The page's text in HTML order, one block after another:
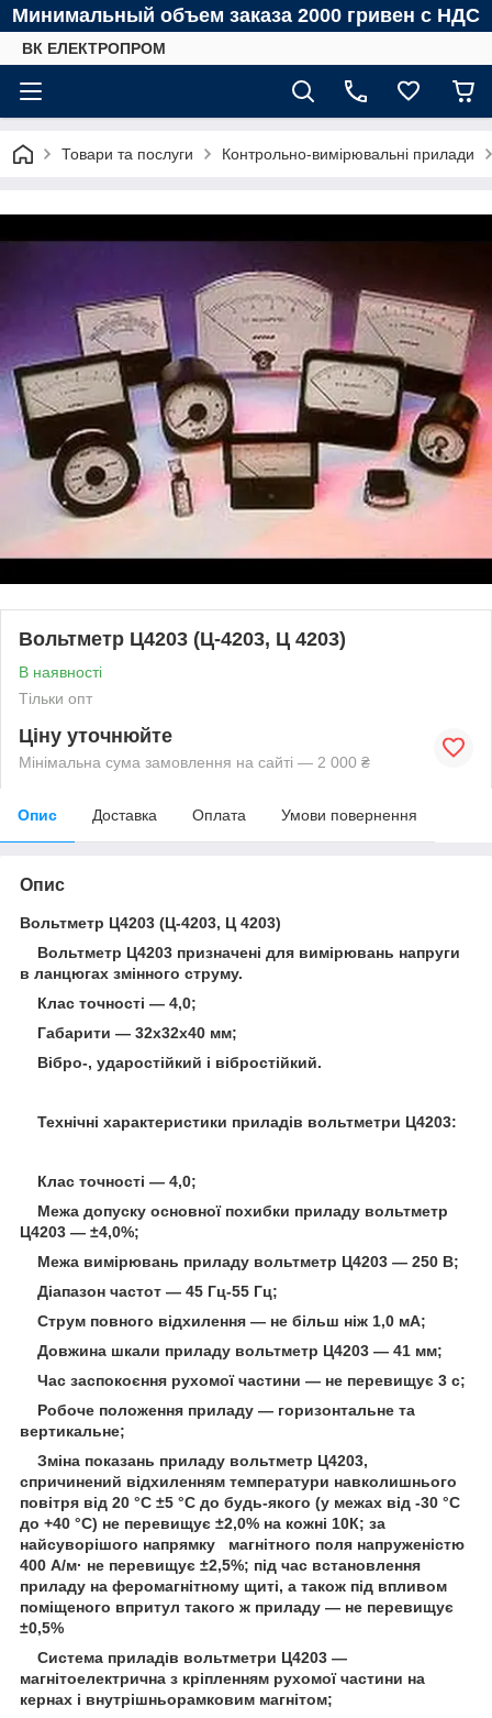
Минимальный объем заказа 2000 гривен с НДС
ВК ЕЛЕКТРОПРОМ
Товари та послуги Контрольно-вимірювальні прилади
Вольтметр Ц4203 (Ц-4203, Ц 4203)
В наявності
Тільки опт
Ціну уточнюйте
Мінімальна сума замовлення на сайті — 2 000 ₴
Опис Доставка Оплата Умови повернення
Опис
Вольтметр Ц4203 (Ц-4203, Ц 4203)
Вольтметр Ц4203 призначені для вимірювань напруги
в ланцюгах змінного струму.
Клас точності — 4,0;
Габарити — 32х32х40 мм;
Вібро-, ударостійкий і вібростійкий.
Технічні характеристики приладів вольтметри Ц4203:
Клас точності — 4,0;
Межа допуску основної похибки приладу вольтметр
Ц4203 — ±4,0%;
Межа вимірювань приладу вольтметр Ц4203 — 250 В;
Діапазон частот — 45 Гц-55 Гц;
Струм повного відхилення — не більш ніж 1,0 мА;
Довжина шкали приладу вольтметр Ц4203 — 41 мм;
Час заспокоєння рухомої частини — не перевищує 3 с;
Робоче положення приладу — горизонтальне та
вертикальне;
Зміна показань приладу вольтметр Ц4203,
спричинений відхиленням температури навколишнього
повітря від 20 °C ±5 °C до будь-якого (у межах від -30 °C
до +40 °C) не перевищує ±2,0% на кожні 10К; за
найсуворішого напрямку магнітного поля напруженістю
400 А/м· не перевищує ±2,5%; під час встановлення
приладу на феромагнітному щиті, а також під впливом
поміщеного впритул такого ж приладу — не перевищує
±0,5%
Система приладів вольтметри Ц4203 —
магнітоелектрична з кріпленням рухомої частини на
кернах і внутрішньорамковим магнітом;